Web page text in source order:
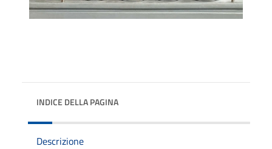
INDICE DELLA PAGINA
Descrizione